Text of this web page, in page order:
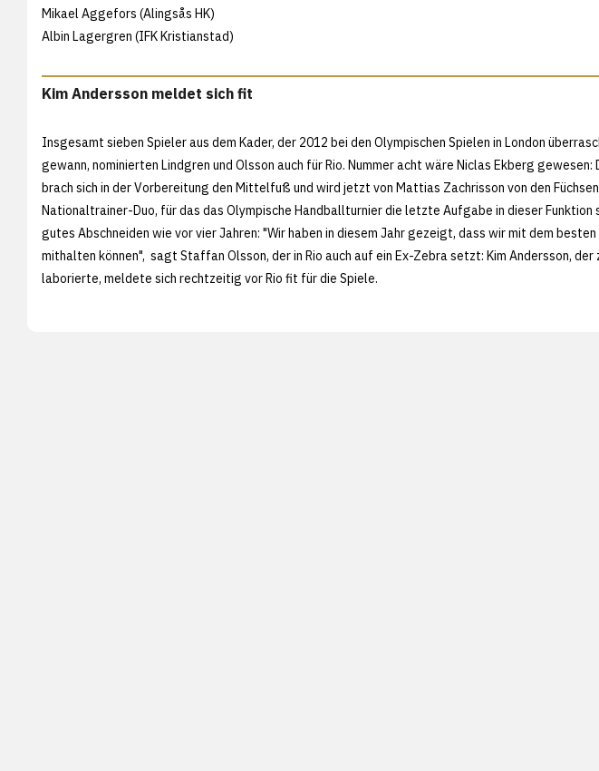
Mikael Aggefors (Alingsås HK)
Albin Lagergren (IFK Kristianstad)
Kim Andersson meldet sich fit
Insgesamt sieben Spieler aus dem Kader, der 2012 bei den Olympischen Spielen in London
gewann, nominierten Lindgren und Olsson auch für Rio. Nummer acht wäre Niclas Ekberg gewesen:
brach sich in der Vorbereitung den Mittelfuß und wird jetzt von Mattias Zachrisson von den
Nationaltrainer-Duo, für das das Olympische Handballturnier die letzte Aufgabe in dieser Funktion
gutes Abschneiden wie vor vier Jahren: "Wir haben in diesem Jahr gezeigt, dass wir mit dem
mithalten können", sagt Staffan Olsson, der in Rio auch auf ein Ex-Zebra setzt: Kim Andersson,
laborierte, meldete sich rechtzeitig vor Rio fit für die Spiele.